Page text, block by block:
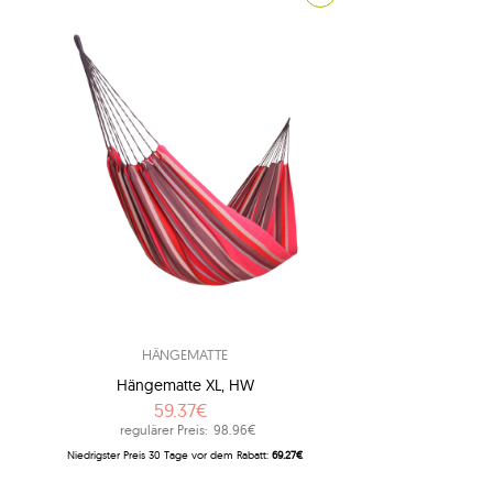
HÄNGEMATTE
Hängematte XL, HW
59.37€
regulärer Preis: 98.96€
Niedrigster Preis 30 Tage vor dem Rabatt: 69.27€